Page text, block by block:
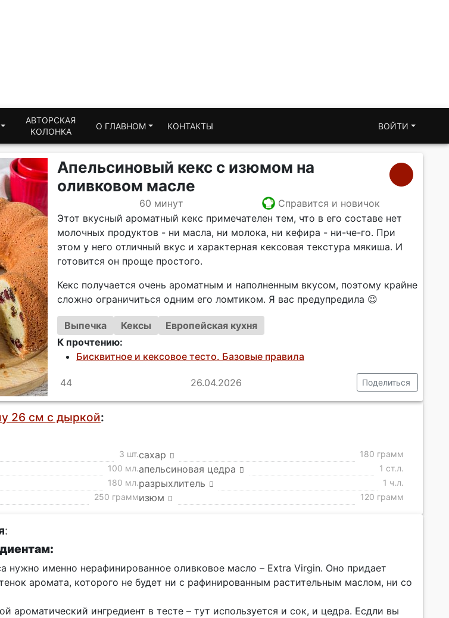
АВТОРСКАЯ
КОЛОНКА
О ГЛАВНОМ КОНТАКТЫ ВОЙТИ
Апельсиновый кекс с изюмом на
оливковом масле
60 минут
Справится и новичок
Этот вкусный ароматный кекс примечателен тем, что в его составе нет
молочных продуктов - ни масла, ни молока, ни кефира - ни-че-го. При
этом у него отличный вкус и характерная кексовая текстура мякиша. И
готовится он проще простого.
Кекс получается очень ароматным и наполненным вкусом, поэтому крайне
сложно ограничиться одним его ломтиком. Я вас предупредила 😉
Выпечка Кексы
Европейская кухня
К прочтению:
Бисквитное и кексовое тесто. Базовые правила
44 26.04.2026 Поделиться
26 см с дыркой:
3 шт.сахар 180 грамм
100 мл.апельсиновая цедра 1 ст.л.
180 мл.разрыхлитель 1 ч.л.
250 граммизюм 120 грамм
:
нужно именно нерафинированное оливковое масло – Extra Virgin. Оно придает
аромата, которого не будет ни с рафинированным растительным маслом, ни со
ароматический ингредиент в тесте – тут используется и сок, и цедра. Есдли вы